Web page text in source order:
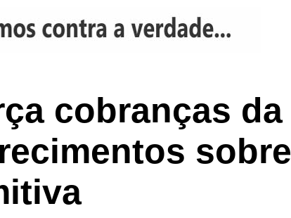
cobranças da
sobre